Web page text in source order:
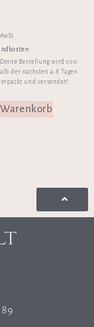
Deine Bestellung wird von
der nächsten 4-8 Tagen
und versendet!
Warenkorb